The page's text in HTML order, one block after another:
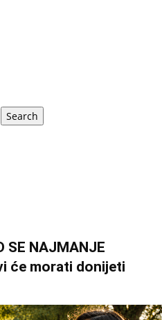
Search
SE NAJMANJE
će morati donijeti